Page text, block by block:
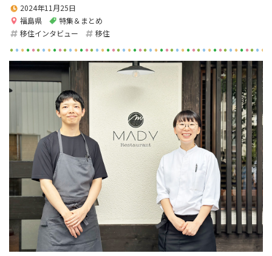
福島県 特集＆まとめ
2024年11月25日
移住インタビュー 移住